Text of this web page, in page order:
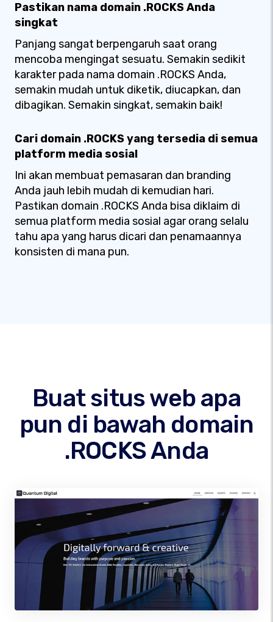
Pastikan nama domain .ROCKS Anda
singkat
Panjang sangat berpengaruh saat orang
mencoba mengingat sesuatu. Semakin sedikit
karakter pada nama domain .ROCKS Anda,
semakin mudah untuk diketik, diucapkan, dan
dibagikan. Semakin singkat, semakin baik!
Cari domain .ROCKS yang tersedia di semua
platform media sosial
Ini akan membuat pemasaran dan branding
Anda jauh lebih mudah di kemudian hari.
Pastikan domain .ROCKS Anda bisa diklaim di
semua platform media sosial agar orang selalu
tahu apa yang harus dicari dan penamaannya
konsisten di mana pun.
Buat situs web apa
pun di bawah domain
.ROCKS Anda